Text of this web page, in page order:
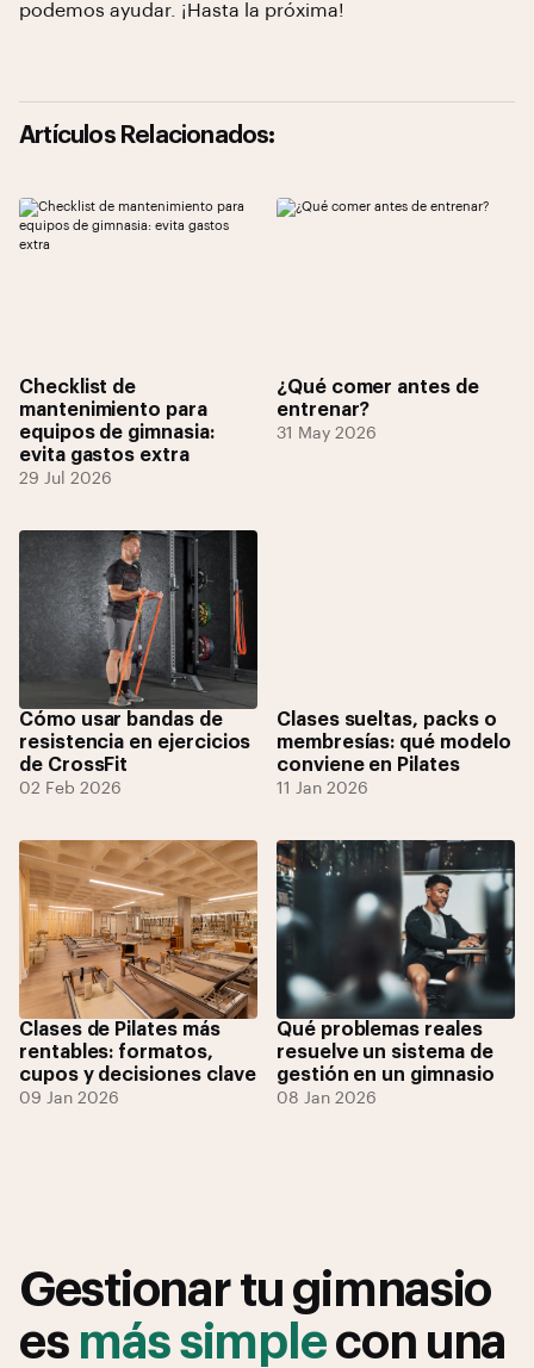
podemos ayudar. ¡Hasta la próxima!
Artículos Relacionados:
Checklist de
mantenimiento para
equipos de gimnasia:
evita gastos extra
29 Jul 2026
¿Qué comer antes de
entrenar?
31 May 2026
Cómo usar bandas de
resistencia en ejercicios
de CrossFit
02 Feb 2026
Clases sueltas, packs o
membresías: qué modelo
conviene en Pilates
11 Jan 2026
Clases de Pilates más
rentables: formatos,
cupos y decisiones clave
09 Jan 2026
Qué problemas reales
resuelve un sistema de
gestión en un gimnasio
08 Jan 2026
Gestionar tu gimnasio
es más simplecon una